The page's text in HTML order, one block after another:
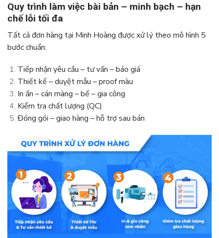
Quy trình làm việc bài bản – minh bạch – hạn
chế lỗi tối đa
Tất cả đơn hàng tại Minh Hoàng được xử lý theo mô hình 5
bước chuẩn:
Tiếp nhận yêu cầu – tư vấn – báo giá
Thiết kế – duyệt mẫu – proof màu
In ấn – cán màng – bế – gia công
Kiểm tra chất lượng (QC)
Đóng gói – giao hàng – hỗ trợ sau bán